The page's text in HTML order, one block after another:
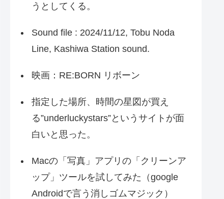
うとしてくる。
Sound file : 2024/11/12, Tobu Noda
Line, Kashiwa Station sound.
映画：RE:BORN リボーン
指定した場所、時間の星図が買え
る”underluckystars”というサイトが面
白いと思った。
Macの「写真」アプリの「クリーンア
ップ」ツールを試してみた（google
Androidで言う消しゴムマジック）